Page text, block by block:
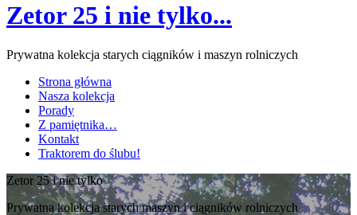
Zetor 25 i nie tylko...
Prywatna kolekcja starych ciągników i maszyn rolniczych
Strona główna
Nasza kolekcja
Porady
Z pamiętnika…
Kontakt
Traktorem do ślubu!
Zetor 25 i nie tylko
Prywatna kolekcja starych maszyn i ciągników rolniczych